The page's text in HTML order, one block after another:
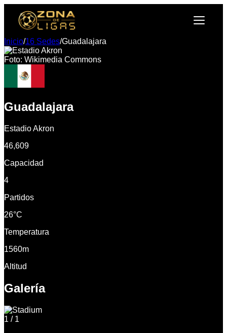
Inicio/16 Sedes/Guadalajara
Foto: Wikimedia Commons
Guadalajara
Estadio Akron
46,609
Capacidad
4
Partidos
26°C
Temperatura
1560m
Altitud
Galería
1 / 1